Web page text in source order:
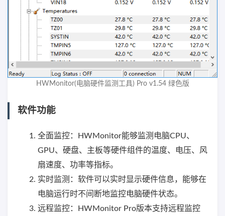
HWMonitor(电脑硬件监测工具) Pro v1.54 绿色版
软件功能
全面监控：HWMonitor能够监测电脑CPU、
GPU、硬盘、主板等硬件组件的温度、电压、风
扇速度、功率等指标。
实时监测：软件可以实时显示硬件信息，能够在
电脑运行时不间断地监控电脑硬件状态。
远程监控：HWMonitor Pro版本支持远程监控